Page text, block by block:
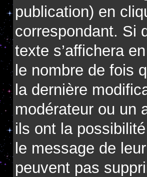
publication) en
correspondant. Si
texte s’affichera
le nombre de fois
la dernière
modérateur ou un
ils ont la
le message de
peuvent pas